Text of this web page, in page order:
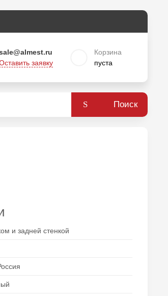
заявку
Корзина
пуста
Поиск
и задней стенкой